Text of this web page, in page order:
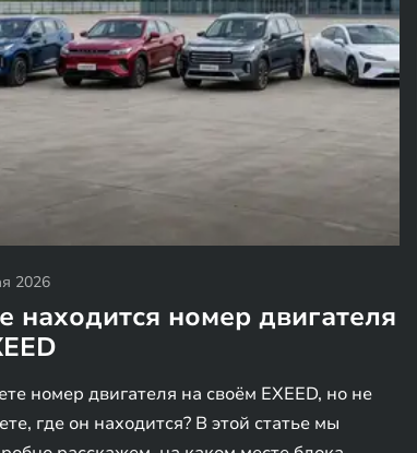
2026
находится номер двигателя
номер двигателя на своём EXEED, но не
где он находится? В этой статье мы